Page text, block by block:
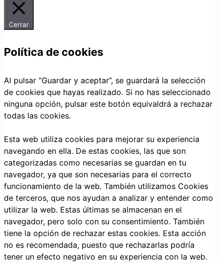
Cerrar
Política de cookies
Al pulsar “Guardar y aceptar”, se guardará la selección
de cookies que hayas realizado. Si no has seleccionado
ninguna opción, pulsar este botón equivaldrá a rechazar
todas las cookies.
Esta web utiliza cookies para mejorar su experiencia
navegando en ella. De estas cookies, las que son
categorizadas como necesarias se guardan en tu
navegador, ya que son necesarias para el correcto
funcionamiento de la web. También utilizamos Cookies
de terceros, que nos ayudan a analizar y entender como
utilizar la web. Estas últimas se almacenan en el
navegador, pero solo con su consentimiento. También
tiene la opción de rechazar estas cookies. Esta acción
no es recomendada, puesto que rechazarlas podría
tener un efecto negativo en su experiencia con la web.